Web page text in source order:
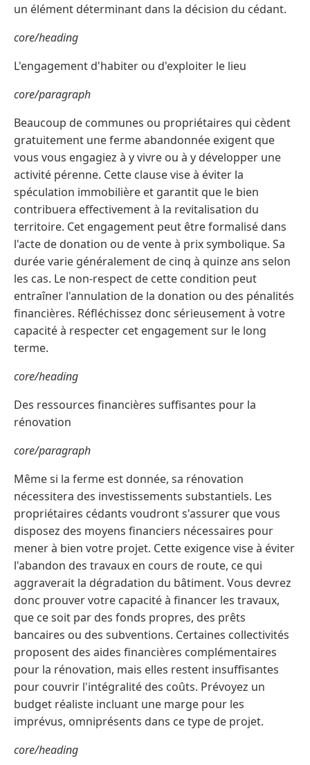
un élément déterminant dans la décision du cédant.
core/heading
L'engagement d'habiter ou d'exploiter le lieu
core/paragraph
Beaucoup de communes ou propriétaires qui cèdent
gratuitement une ferme abandonnée exigent que
vous vous engagiez à y vivre ou à y développer une
activité pérenne. Cette clause vise à éviter la
spéculation immobilière et garantit que le bien
contribuera effectivement à la revitalisation du
territoire. Cet engagement peut être formalisé dans
l'acte de donation ou de vente à prix symbolique. Sa
durée varie généralement de cinq à quinze ans selon
les cas. Le non-respect de cette condition peut
entraîner l'annulation de la donation ou des pénalités
financières. Réfléchissez donc sérieusement à votre
capacité à respecter cet engagement sur le long
terme.
core/heading
Des ressources financières suffisantes pour la
rénovation
core/paragraph
Même si la ferme est donnée, sa rénovation
nécessitera des investissements substantiels. Les
propriétaires cédants voudront s'assurer que vous
disposez des moyens financiers nécessaires pour
mener à bien votre projet. Cette exigence vise à éviter
l'abandon des travaux en cours de route, ce qui
aggraverait la dégradation du bâtiment. Vous devrez
donc prouver votre capacité à financer les travaux,
que ce soit par des fonds propres, des prêts
bancaires ou des subventions. Certaines collectivités
proposent des aides financières complémentaires
pour la rénovation, mais elles restent insuffisantes
pour couvrir l'intégralité des coûts. Prévoyez un
budget réaliste incluant une marge pour les
imprévus, omniprésents dans ce type de projet.
core/heading